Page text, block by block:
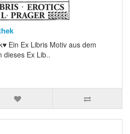
Ein Ex Libris Motiv aus dem
dieses Ex Lib..